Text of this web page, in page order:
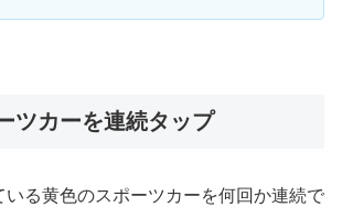
ツカーを連続タップ
いる黄色のスポーツカーを何回か連続で